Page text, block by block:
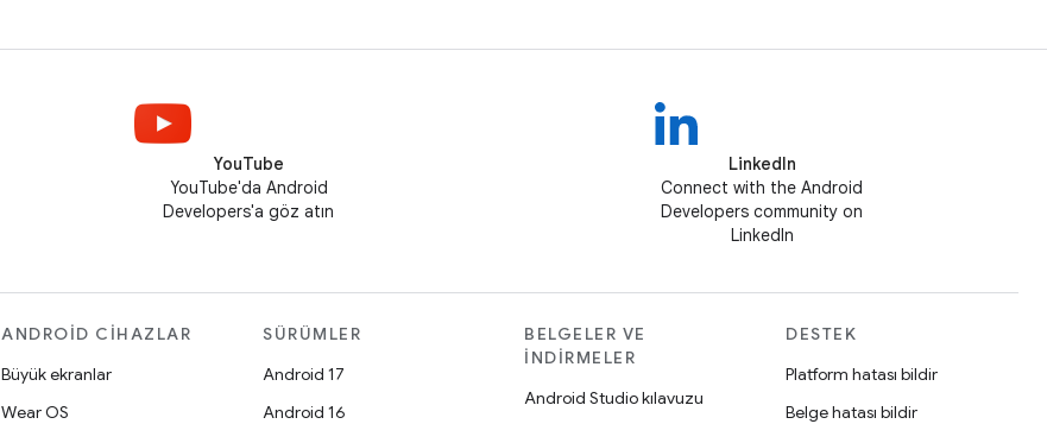
YouTube
YouTube'da Android
Developers'a göz atın
LinkedIn
Connect with the Android
Developers community on
LinkedIn
ANDROID CIHAZLAR
Büyük ekranlar
Wear OS
SÜRÜMLER
Android 17
Android 16
BELGELER VE
İNDIRMELER
Android Studio kılavuzu
DESTEK
Platform hatası bildir
Belge hatası bildir